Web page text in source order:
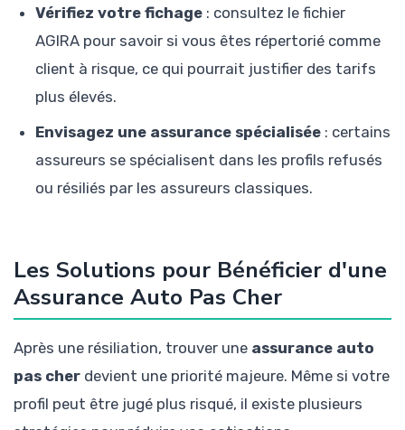
Vérifiez votre fichage : consultez le fichier
AGIRA pour savoir si vous êtes répertorié comme
client à risque, ce qui pourrait justifier des tarifs
plus élevés.
Envisagez une assurance spécialisée : certains
assureurs se spécialisent dans les profils refusés
ou résiliés par les assureurs classiques.
Les Solutions pour Bénéficier d'une
Assurance Auto Pas Cher
Après une résiliation, trouver une assurance auto
pas cher devient une priorité majeure. Même si votre
profil peut être jugé plus risqué, il existe plusieurs